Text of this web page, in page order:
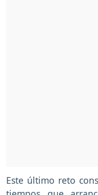
Este último reto